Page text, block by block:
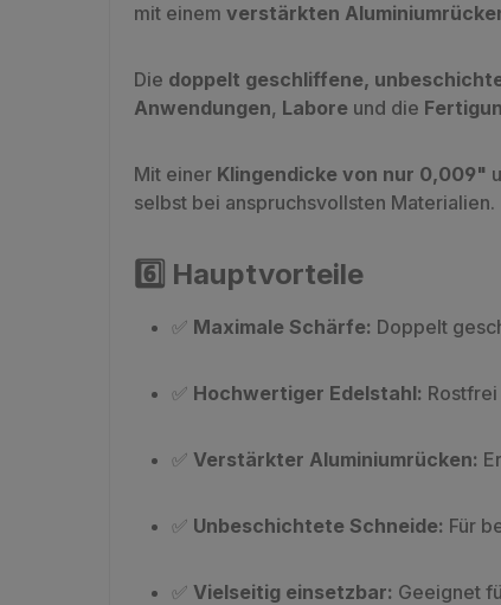
mit einem verstärkten
Die doppelt geschliffene,
Anwendungen, Labore und die
Mit einer Klingendicke von nur 0,009"
selbst bei anspruchsvollsten Materialien.
6️⃣ Hauptvorteile
✅ Maximale Schärfe: Doppelt
✅ Hochwertiger Edelstahl:
✅ Verstärkter Aluminiumrücken:
✅ Unbeschichtete Schneide: Für
✅ Vielseitig einsetzbar: Geeignet